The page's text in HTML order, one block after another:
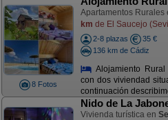
8 Fotos
Apartamentos Rurales
km de El Saucejo
2-8 plazas
35 €
136 km de Cádiz
Alojamiento
con dos viviendad
continuación
Nido de La
Vivienda turística en